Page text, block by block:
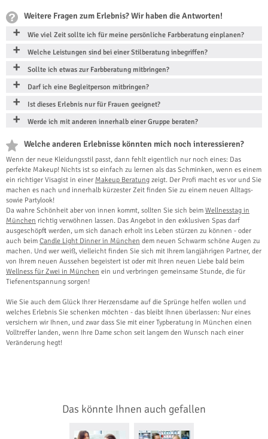
Weitere Fragen zum Erlebnis? Wir haben die Antworten!
Wie viel Zeit sollte ich für meine persönliche Farbberatung einplanen?
Welche Leistungen sind bei einer Stilberatung inbegriffen?
Sollte ich etwas zur Farbberatung mitbringen?
Darf ich eine Begleitperson mitbringen?
Ist dieses Erlebnis nur für Frauen geeignet?
Werde ich mit anderen innerhalb einer Gruppe beraten?
Welche anderen Erlebnisse könnten mich noch interessieren?
Wenn der neue Kleidungsstil passt, dann fehlt eigentlich nur noch eines: Das
perfekte Makeup! Nichts ist so einfach zu lernen als das Schminken, wenn es einem
ein richtiger Visagist in einer Makeup Beratung zeigt. Der Profi macht es vor und Sie
machen es nach und innerhalb kürzester Zeit finden Sie zu einem neuen Alltags-
sowie Partylook!
Da wahre Schönheit aber von innen kommt, sollten Sie sich beim Wellnesstag in
München richtig verwöhnen lassen. Das Angebot in den exklusiven Spas darf
ausgeschöpft werden, um sich danach erholt ins Leben stürzen zu können - oder
auch beim Candle Light Dinner in München dem neuen Schwarm schöne Augen zu
machen. Und wer weiß, vielleicht finden Sie sich mit Ihrem langjährigen Partner, der
von Ihrem neuen Aussehen begeistert ist oder mit Ihren neuen Liebe bald beim
Wellness für Zwei in München ein und verbringen gemeinsame Stunde, die für
Tiefenentspannung sorgen!
Wie Sie auch dem Glück Ihrer Herzensdame auf die Sprünge helfen wollen und
welches Erlebnis Sie schenken möchten - das bleibt Ihnen überlassen: Nur eines
versichern wir Ihnen, und zwar dass Sie mit einer Typberatung in München einen
Volltreffer landen, wenn Ihre Dame schon seit langem den Wunsch nach einer
Veränderung hegt!
Das könnte Ihnen auch gefallen